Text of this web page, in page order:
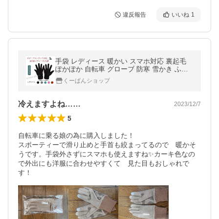
違反報告 いいね 1
手袋 レディース 暖かい スマホ対応 裏起毛
ぽかぽか 自転車 グローブ 防寒 雪かき ふわ
ふわ ランニング
くーぱんショップ
冷えますよね…… 2023/12/7
5
自転車に乗る娘の為に購入しました！
スポーティーで滑り止めと手首も絞まってるので　暖かそ
うです。手袋外さずにスマホも使えますね✨カーキ色なの
で外出にも洋服に合わせやすくて　見た目もおしゃれで
す！